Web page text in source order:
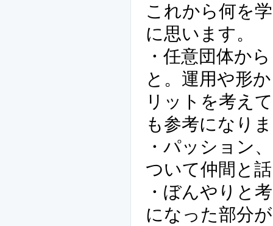
これから何を
に思います。
・任意団体か
と。運用や形
リットを考え
も参考になり
・パッション
ついて仲間と
・ぼんやりと
になった部分